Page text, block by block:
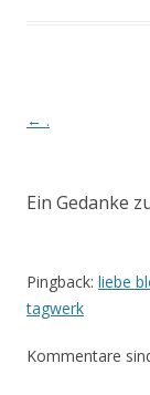
Artikel-
← .
Ein Gedanke
Pingback: liebe
tagwerk
Kommentare